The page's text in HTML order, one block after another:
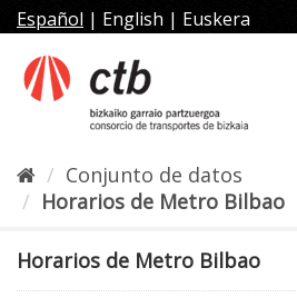
al
contenido
Español | English | Euskera
Conjunto de datos
Horarios de Metro Bilbao
Horarios de Metro Bilbao